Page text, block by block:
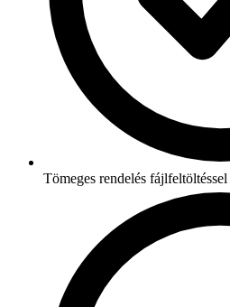
Tömeges rendelés fájlfeltöltéssel